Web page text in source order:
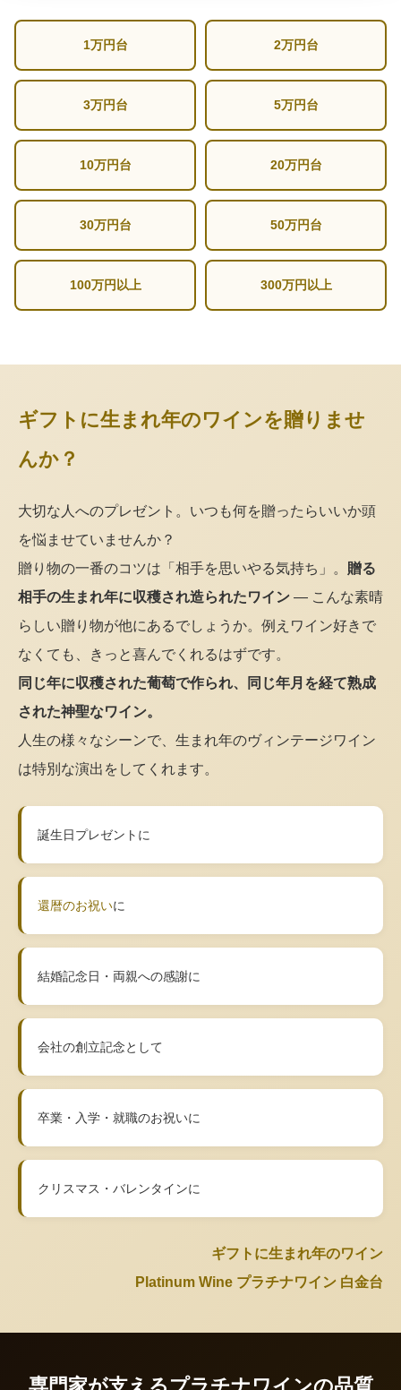
1万円台 2万円台
3万円台 5万円台
10万円台 20万円台
30万円台 50万円台
100万円以上 300万円以上
ギフトに生まれ年のワインを贈りませ
んか？
大切な人へのプレゼント。いつも何を贈ったらいいか頭
を悩ませていませんか？
贈り物の一番のコツは「相手を思いやる気持ち」。 贈る
相手の生まれ年に収穫され造られたワイン — こんな素晴
らしい贈り物が他にあるでしょうか。例えワイン好きで
なくても、きっと喜んでくれるはずです。
同じ年に収穫された葡萄で作られ、同じ年月を経て熟成
された神聖なワイン。
人生の様々なシーンで、生まれ年のヴィンテージワイン
は特別な演出をしてくれます。
誕生日プレゼントに
還暦のお祝いに
結婚記念日・両親への感謝に
会社の創立記念として
卒業・入学・就職のお祝いに
クリスマス・バレンタインに
ギフトに生まれ年のワイン
Platinum Wine プラチナワイン 白金台